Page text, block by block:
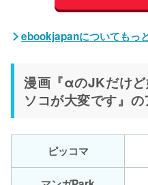
ebookjapanについてもっ
漫画『αのJKだけ
ソコが大変です』
ピッコマ